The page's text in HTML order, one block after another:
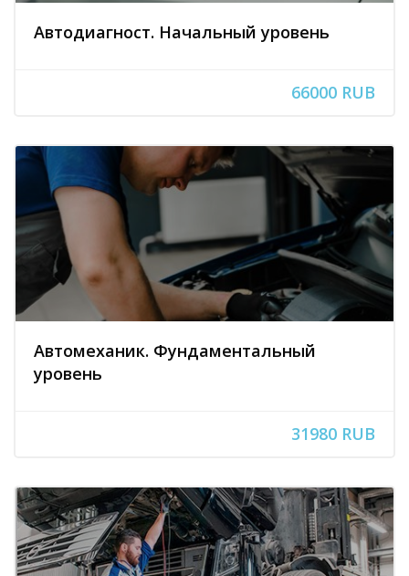
Автодиагност. Начальный уровень
66000 RUB
Автомеханик. Фундаментальный
уровень
31980 RUB